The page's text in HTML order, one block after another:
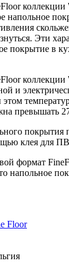
коллекции
напольное
Эти
покрытие в
коллекции
и
превышать
покрытия
клея для
формат
напольное
Floor